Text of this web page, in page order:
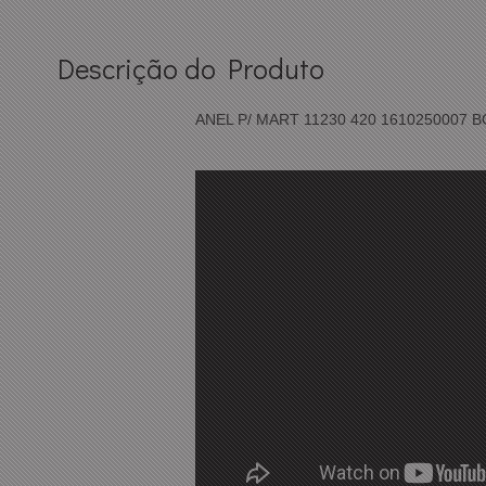
Descrição do Produto
ANEL P/ MART 11230 420 1610250007